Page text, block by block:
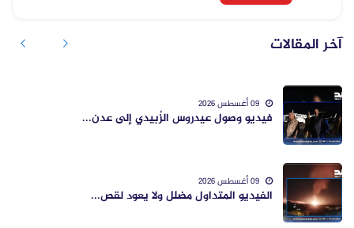
آخر المقالات
فيديو وصول عيدروس الزُبيدي إلى عدن...
الفيديو المتداول مضلل ولا يعود لقص...